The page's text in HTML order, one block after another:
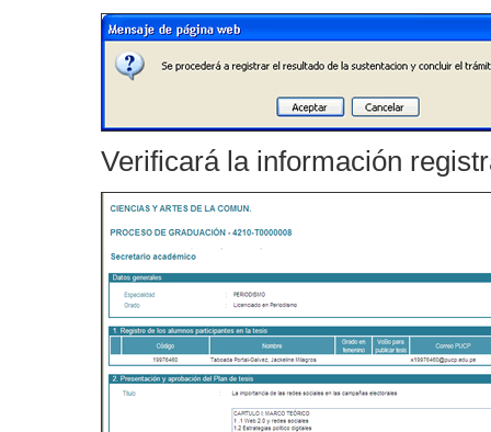
Verificará la información